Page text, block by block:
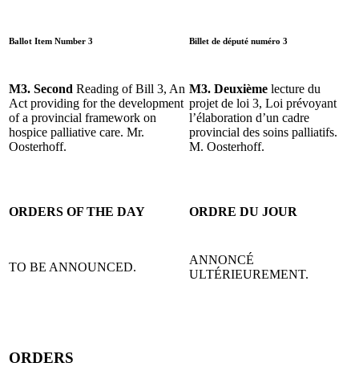
Ballot Item Number 3 Billet de député numéro 3
M3. Second Reading of Bill 3, An
Act providing for the development
of a provincial framework on
hospice palliative care. Mr.
Oosterhoff.
M3. Deuxième lecture du
projet de loi 3, Loi prévoyant
l’élaboration d’un cadre
provincial des soins palliatifs.
M. Oosterhoff.
ORDERS OF THE DAY ORDRE DU JOUR
TO BE ANNOUNCED.
ANNONCÉ
ULTÉRIEUREMENT.
ORDERS